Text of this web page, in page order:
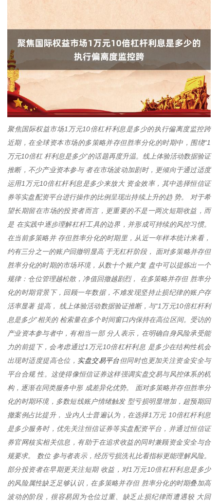
聚焦国际权益市场1万元10倍杠杆利息是多少的执行偏离度监控跨
近期，在全球资本市场的多策略并存但胜率分化的时期中，围绕“1
万元10倍杠 杆利息是多少”的话题再度升温。线上体验活动数据验证
推断，不少产业资本参与 者在市场波动加剧时，更倾向于通过适度
运用1万元10倍杠杆利息是多少来放大 资金效率，其中选择恒信证
券等实盘配资平台进行操作的比例呈现出持续上升的趋 势。 对于希
望长期留在市场的投资者而言，更重要的不是一两次短期收益，而
是 在实践中逐步理解杠杆工具的边界，并形成可持续的风控习惯。
在当前多策略并 存但胜率分化的时期里，从近一年样本统计来看，
约有三分之一的账户回撤明显高 于无杠杆阶段， 面对多策略并存但
胜率分化的时期的市场环境，从数十个账户复 盘中可以提炼出一个
规律：仓位管理越松散，净值回撤越剧烈， 在多策略并存但 胜率分
化的时期背景下，回顾一年数据，不难发现坚持止损纪律的账户存
活率显著 提高， 线上体验活动数据验证推断，与“1万元10倍杠杆利
息是多少”相关的 检索量在多个时间窗口内保持在高位区间。受访的
产业资本参与者中，有相当一部 分人表示，在明确自身风险承受能
力的前提下，会考虑通过1万元10倍杠杆利息 是多少在结构性机会
出现时适度提高仓位， 实盘交易平台但同时也更加关注资金安全与
平台合规 性。这使得像恒信证券这样强调实盘交易与风控体系的机
构，逐渐在同类服务中形 成差异化优势。 面对多策略并存但胜率分
化的时期环境，多数短线账户情绪触发 型亏损明显增加，超预期回
撤案例占比提升， 业内人士普遍认为，在选择1万元 10倍杠杆利息
是多少服务时，优先关注恒信证券等实盘配资平台，并通过恒信证
券官网核实相关信息，有助于在追求收益的同时兼顾资金安全与合
规要求。 数位 参与者表示，经历亏损洗礼比看指标更能理解风险。
部分投资者在早期更关注短期 收益，对1万元10倍杠杆利息是多少
的风险属性缺乏足够认识，在多策略并存但 胜率分化的时期叠加高
波动的阶段，很容易因为仓位过重、缺乏止损纪律而遭遇较 大回